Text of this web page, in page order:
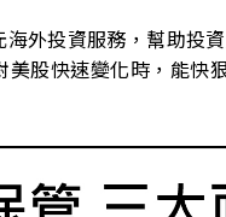
外投資服務，幫助投
股快速變化時，能